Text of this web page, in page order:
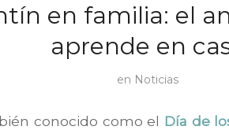
en familia: el
aprende en
en Noticias
conocido como el Día de